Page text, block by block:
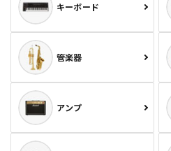
キーボード
管楽器
アンプ